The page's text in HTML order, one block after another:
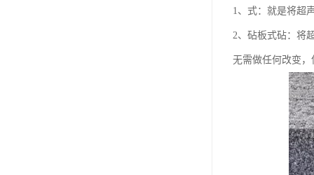
1、式：就是将超
2、砧板式砧：将
无需做任何改变，